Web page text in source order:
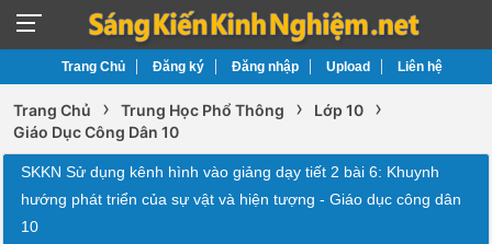
Trang Chủ Đăng ký Đăng nhập Upload Liên hệ
Trang Chủ › Trung Học Phổ Thông › Lớp 10 ›
Giáo Dục Công Dân 10
SKKN Sử dụng kênh hình vào giảng dạy tiết 2 bài 6: Khuynh
hướng phát triển của sự vật và hiện tượng - Giáo dục công dân
10